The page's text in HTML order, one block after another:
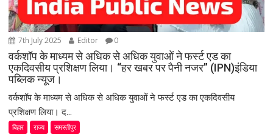
7th July 2025 Editor 0
वर्कशॉप के माध्यम से अधिक से अधिक युवाओं ने फर्स्ट एड का
एकदिवसीय प्रशिक्षण लिया। “हर खबर पर पैनी नजर” (IPN)इंडिया
पब्लिक न्यूज।
वर्कशॉप के माध्यम से अधिक से अधिक युवाओं ने फर्स्ट एड का एकदिवसीय
प्रशिक्षण लिया। द...
बिहार राज्य समस्तीपुर